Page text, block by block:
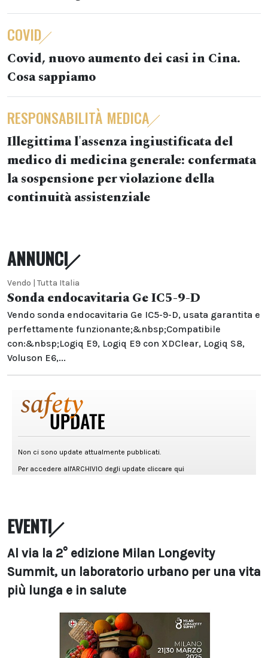
COVID
Covid, nuovo aumento dei casi in Cina.
Cosa sappiamo
RESPONSABILITÀ MEDICA
Illegittima l'assenza ingiustificata del
medico di medicina generale: confermata
la sospensione per violazione della
continuità assistenziale
ANNUNCI
Vendo | Tutta Italia
Sonda endocavitaria Ge IC5-9-D
Vendo sonda endocavitaria Ge IC5-9-D, usata garantita e
perfettamente funzionante;&nbsp;Compatibile
con:&nbsp;Logiq E9, Logiq E9 con XDClear, Logiq S8,
Voluson E6,...
EVENTI
Al via la 2° edizione Milan Longevity
Summit, un laboratorio urbano per una vita
più lunga e in salute